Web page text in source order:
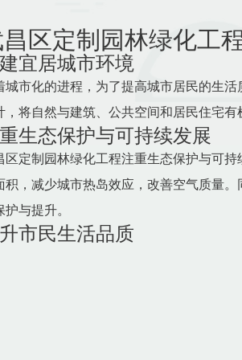
区定制园林绿化工
宜居城市环境
城市化的进程，为了提高城市居民的生
，将自然与建筑、公共空间和居民住宅
生态保护与可持续发展
区定制园林绿化工程注重生态保护与可
积，减少城市热岛效应，改善空气质量
护与提升。
市民生活品质